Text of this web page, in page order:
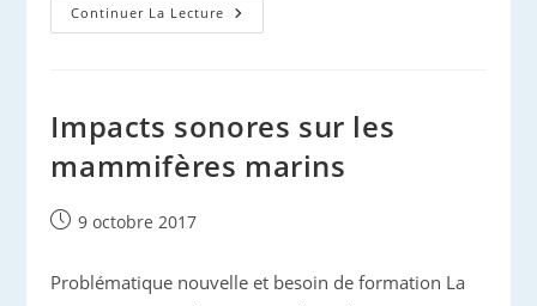
Continuer La Lecture Ange
Ou
Impacts sonores sur les
mammifères marins
Publication
9 octobre 2017
Problématique nouvelle et besoin de formation La